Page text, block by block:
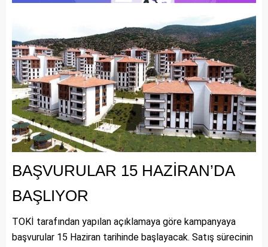
BAŞVURULAR 15 HAZİRAN’DA
BAŞLIYOR
TOKİ tarafından yapılan açıklamaya göre kampanyaya
başvurular 15 Haziran tarihinde başlayacak. Satış sürecinin